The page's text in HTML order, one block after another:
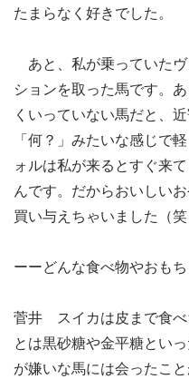
たまらなく好きでした。
あと、私が乗っていた
ションを取った馬です。
くいっていない馬だと、
「何？」みたいな感じで
ォルは私が来るとすぐ来
んです。だからおいしい
買い与えちゃいました（
ーーどんな食べ物やおも
菅井 スイカは皮まで食べ
とは黒砂糖や金平糖とい
が嫌いな馬には会ったこ